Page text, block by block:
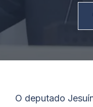
O deputado